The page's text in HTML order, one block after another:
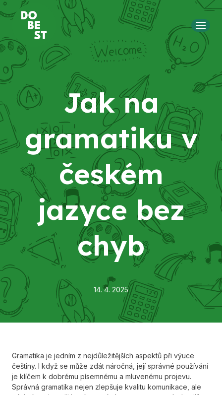
MENU
Jak na
gramatiku v
českém
jazyce bez
chyb
14. 4. 2025
Gramatika je jedním z nejdůležitějších aspektů při výuce
češtiny. I když se může zdát náročná, její správné používání
je klíčem k dobrému písemnému a mluvenému projevu.
Správná gramatika nejen zlepšuje kvalitu komunikace, ale